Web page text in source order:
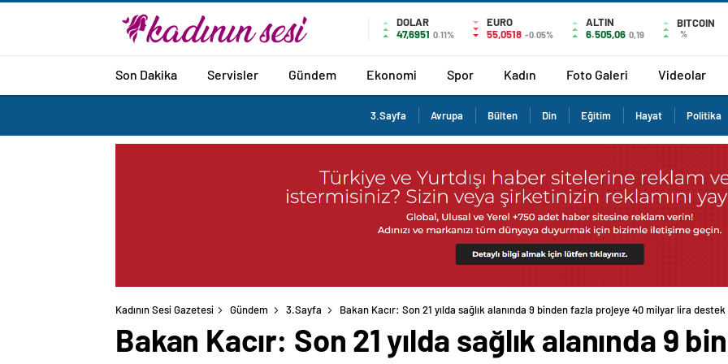
DOLAR
47,6951 0.11%
EURO
55,0518 -0.05%
ALTIN
6.505,06 0,19
BITCOIN
%
Son Dakika Servisler Gündem Ekonomi Spor Kadın Foto Galeri Videolar
3.Sayfa Avrupa Bülten Din Eğitim Hayat Politika
Kadının Sesi Gazetesi Gündem 3.Sayfa Bakan Kacır: Son 21 yılda sağlık alanında 9 binden fazla projeye 40 milyar lira destek
Bakan Kacır: Son 21 yılda sağlık alanında 9